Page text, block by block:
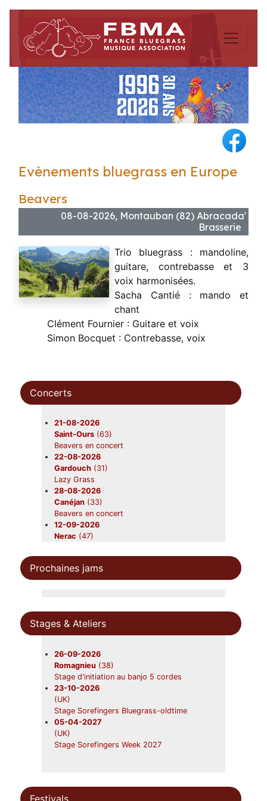
Evènements bluegrass en Europe
Beavers
08-08-2026, Montauban (82) Abracada'
Brasserie
Trio bluegrass : mandoline,
guitare, contrebasse et 3
voix harmonisées.
Sacha Cantié : mando et
chant
Clément Fournier : Guitare et voix
Simon Bocquet : Contrebasse, voix
Concerts
21-08-2026
Saint-Ours (63)
Beavers en concert
22-08-2026
Gardouch (31)
Lazy Grass
28-08-2026
Canéjan (33)
Beavers en concert
12-09-2026
Nerac (47)
19-09-2026
Foix(09)
Beavers en concert
28-11-2026
Saint-Symphorien(33)
Beavers en concert
Prochaines jams
Stages & Ateliers
26-09-2026
Romagnieu (38)
Stage d'initiation au banjo 5 cordes
23-10-2026
(UK)
Stage Sorefingers Bluegrass-oldtime
05-04-2027
(UK)
Stage Sorefingers Week 2027